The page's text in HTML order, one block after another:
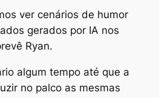
ver cenários de humor
gerados por IA nos
Ryan.
algum tempo até que a
no palco as mesmas